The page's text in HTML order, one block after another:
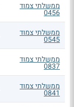
ממשלתי צמוד
0456
ממשלתי צמוד
0545
ממשלתי צמוד
0837
ממשלתי צמוד
0841